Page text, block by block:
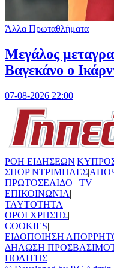
Άλλα Πρωταθλήματα
Μεγάλος
Βαγεκάνο ο
07-08-2026 22:00
ΡΟΗ ΕΙΔΗΣΕΩΝ|
ΣΠΟΡ|ΝΤΡΙΜΠΛΕΣ|
ΠΡΩΤΟΣΕΛΙΔΟ | TV
ΕΠΙΚΟΙΝΩΝΙΑ|
TAYTOTHTA|
ΟΡΟΙ ΧΡΗΣΗΣ|
COOKIES|
ΕΙΔΟΠΟΙΗΣΗ
ΔΗΛΩΣΗ
ΠΟΛΙΤΗΣ